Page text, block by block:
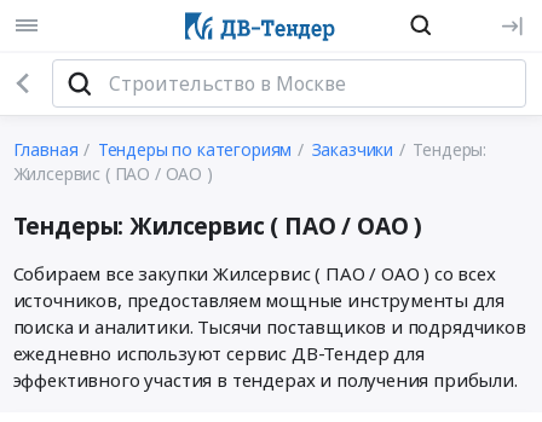
Главная Тендеры по категориям Заказчики
Тендеры:
Жилсервис ( ПАО / ОАО )
Тендеры: Жилсервис ( ПАО / ОАО )
Собираем все закупки Жилсервис ( ПАО / ОАО ) со всех
источников, предоставляем мощные инструменты для
поиска и аналитики. Тысячи поставщиков и подрядчиков
ежедневно используют сервис ДВ-Тендер для
эффективного участия в тендерах и получения прибыли.